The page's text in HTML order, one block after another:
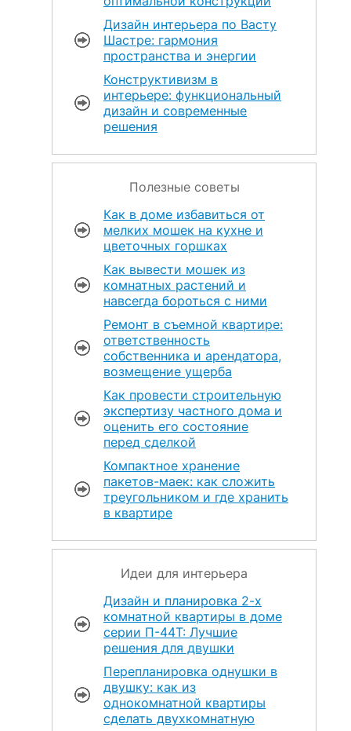
Дизайн интерьера по Васту
Шастре: гармония
пространства и энергии
Конструктивизм в
интерьере: функциональный
дизайн и современные
решения
Полезные советы
Как в доме избавиться от
мелких мошек на кухне и
цветочных горшках
Как вывести мошек из
комнатных растений и
навсегда бороться с ними
Ремонт в съемной квартире:
ответственность
собственника и арендатора,
возмещение ущерба
Как провести строительную
экспертизу частного дома и
оценить его состояние
перед сделкой
Компактное хранение
пакетов-маек: как сложить
треугольником и где хранить
в квартире
Идеи для интерьера
Дизайн и планировка 2-х
комнатной квартиры в доме
серии П-44Т: Лучшие
решения для двушки
Перепланировка однушки в
двушку: как из
однокомнатной квартиры
сделать двухкомнатную